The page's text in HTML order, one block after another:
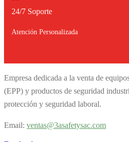
24/7 Soporte
Atención Personalizada
Empresa dedicada a la venta de
(EPP) y productos de seguridad
protección y seguridad laboral.
Email: ventas@3asafetysac.com